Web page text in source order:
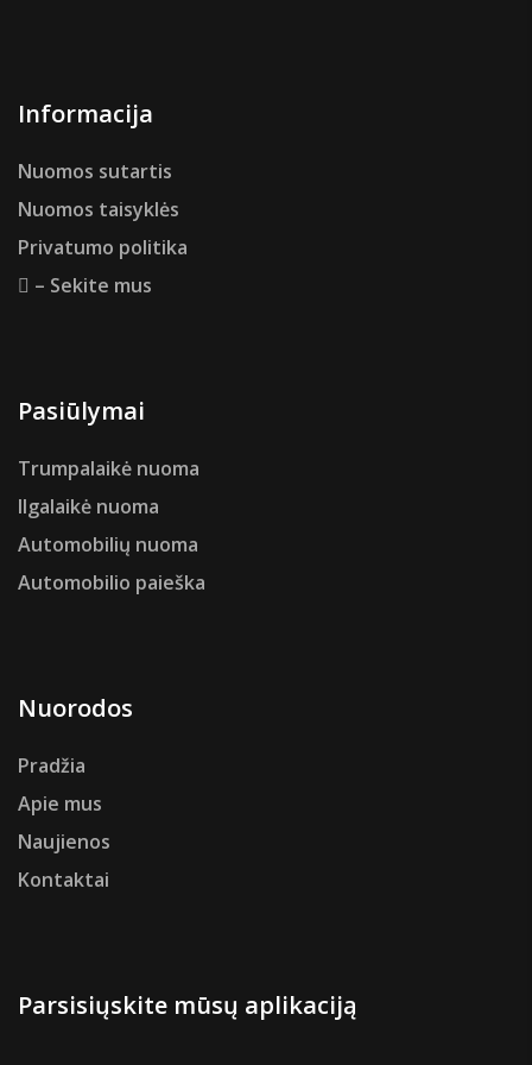
Informacija
Nuomos sutartis
Nuomos taisyklės
Privatumo politika
– Sekite mus
Pasiūlymai
Trumpalaikė nuoma
Ilgalaikė nuoma
Automobilių nuoma
Automobilio paieška
Nuorodos
Pradžia
Apie mus
Naujienos
Kontaktai
Parsisiųskite mūsų aplikaciją